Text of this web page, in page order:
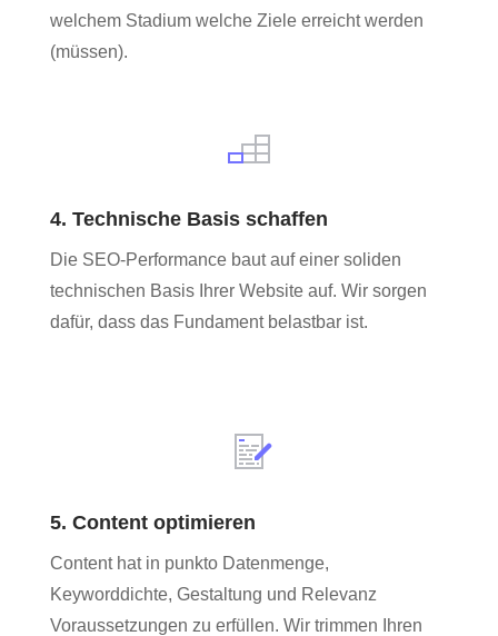
welchem Stadium welche Ziele erreicht werden
(müssen).
4. Technische Basis schaffen
Die SEO-Performance baut auf einer soliden
technischen Basis Ihrer Website auf. Wir sorgen
dafür, dass das Fundament belastbar ist.
5. Content optimieren
Content hat in punkto Datenmenge,
Keyworddichte, Gestaltung und Relevanz
Voraussetzungen zu erfüllen. Wir trimmen Ihren